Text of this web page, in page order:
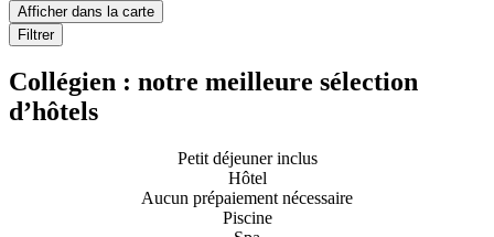
Afficher dans la carte
Filtrer
Collégien : notre meilleure sélection
d’hôtels
Petit déjeuner inclus
Hôtel
Aucun prépaiement nécessaire
Piscine